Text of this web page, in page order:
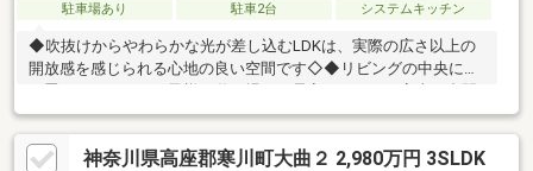
駐車場あり
駐車2台 システムキッチン
◆吹抜けからやわらかな光が差し込むLDKは、実際の広さ以上の
開放感を感じられる心地の良い空間です◇◆リビングの中央にあ
のくつろぎの場として幅広くお使いいただけます。◆固定階段で
上がることのできるロフトは、重い荷物を運び入れることがで
き、収納はもちろんの事趣味のスペースとしても活用でき、住ま
神奈川県高座郡寒川町大曲２ 2,980万円 3SLDK